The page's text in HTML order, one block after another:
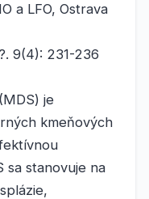
a LFO, Ostrava
9(4): 231-236
je
kmeňových
sa stanovuje na